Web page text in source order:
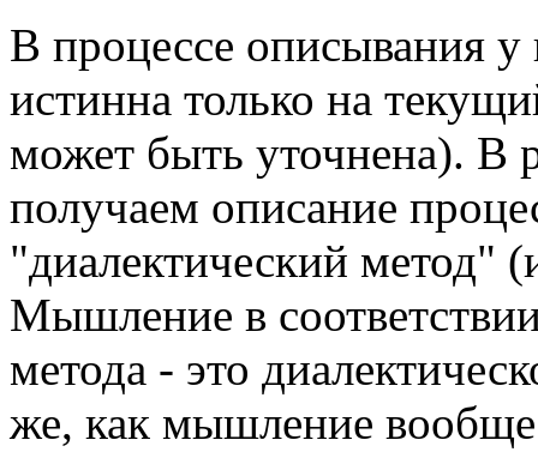
В процессе описывания у
истинна только на
может быть уточнена). В
получаем описание
"диалектический метод"
Мышление в
метода - это
же, как мышление